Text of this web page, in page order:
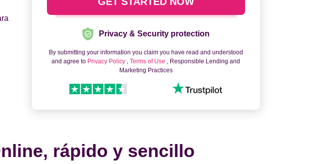
Privacy & Security protection
By submitting your information you claim you have read and understood
and agree to Privacy Policy ,Terms of Use , Responsible Lending and
Marketing Practices
rápido y sencillo